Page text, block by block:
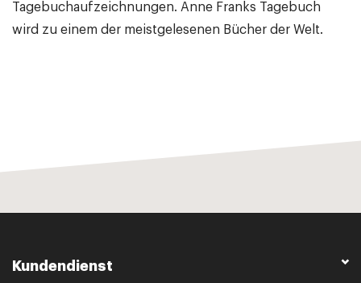
Tagebuchaufzeichnungen. Anne Franks Tagebuch
wird zu einem der meistgelesenen Bücher der Welt.
Kundendienst